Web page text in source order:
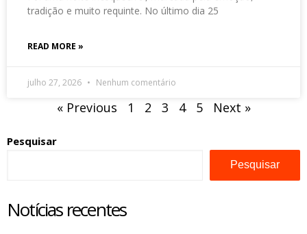
tradição e muito requinte. No último dia 25
READ MORE »
julho 27, 2026 Nenhum comentário
« Previous 1 2 3 4 5 Next »
Pesquisar
Pesquisar
Notícias recentes